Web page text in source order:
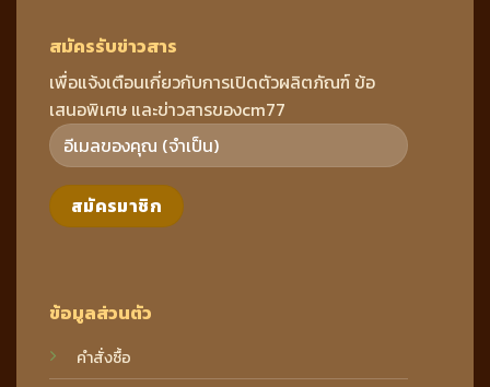
ข้อมูลส่วนตัว
คำสั่งซื้อ
สมัครรับข่าวสาร
เพื่อแจ้งเตือนเกี่ยวกับการเปิดตัวผลิตภัณฑ์ ข้อ
เสนอพิเศษ และข่าวสารของcm77